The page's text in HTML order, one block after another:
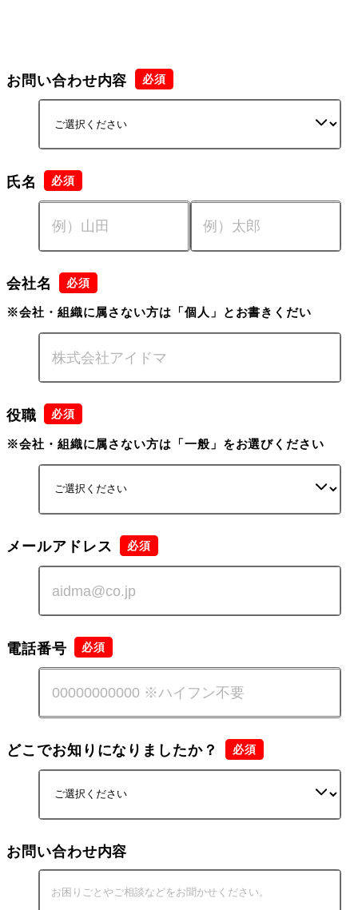
お問い合わせ内容
氏名
会社名
※会社・組織に属さない方は「個人」とお書きくだい
役職
※会社・組織に属さない方は「一般」をお選びください
メールアドレス
電話番号
どこでお知りになりましたか？
お問い合わせ内容